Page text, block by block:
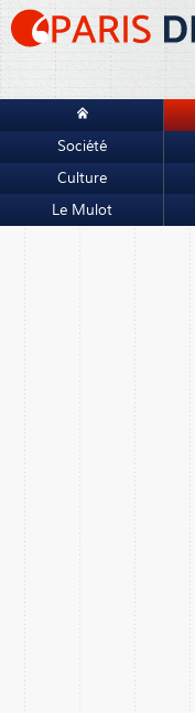
Société
Culture
Le Mulot